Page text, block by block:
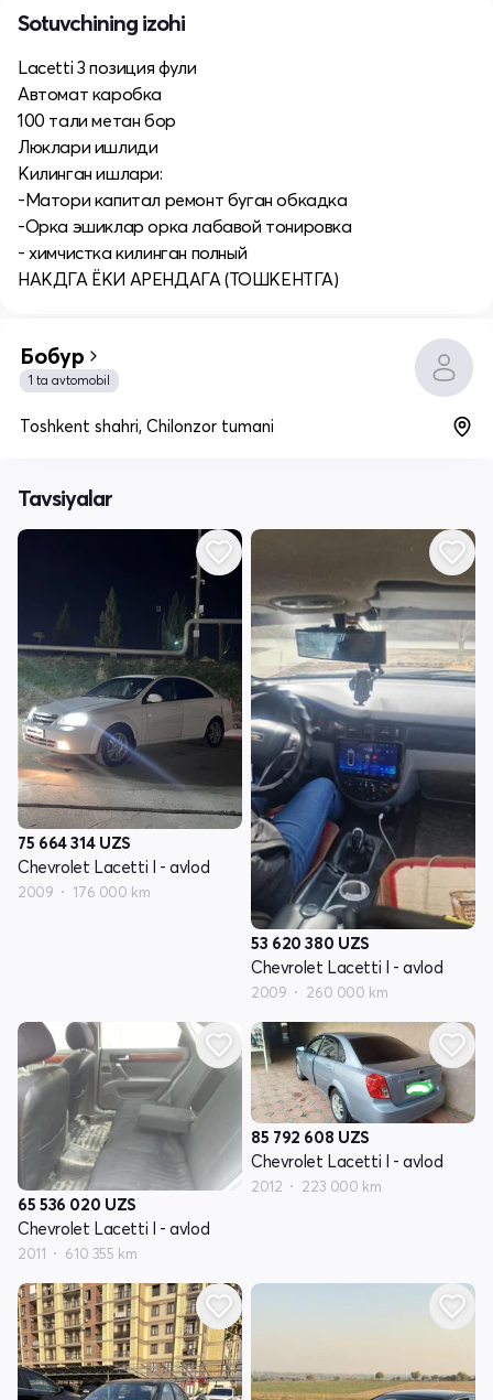
Sotuvchining izohi
Lacetti 3 позиция фули
Автомат каробка
100 тали метан бор
Люклари ишлиди
Килинган ишлари:
-Матори капитал ремонт буган обкадка
-Орка эшиклар орка лабавой тонировка
- химчистка килинган полный
НАКДГА ЁКИ АРЕНДАГА (ТОШКЕНТГА)
Бобур
1 ta avtomobil
Toshkent shahri, Chilonzor tumani
Tavsiyalar
75 664 314 UZS
Chevrolet Lacetti I - avlod
2009 176 000 km
53 620 380 UZS
Chevrolet Lacetti I - avlod
2009 260 000 km
65 536 020 UZS
Chevrolet Lacetti I - avlod
2011 610 355 km
85 792 608 UZS
Chevrolet Lacetti I - avlod
2012 223 000 km